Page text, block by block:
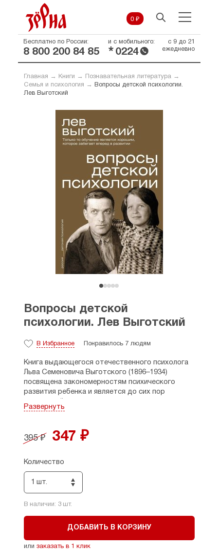
0 ₽
Бесплатно по России:
8 800 200 84 85
и с мобильного:
* 0224
с 9 до 21
ежедневно
Главная → Книги → Познавательная литература→
Семья и психология →
Вопросы детской психологии.
Лев Выготский
Вопросы детской
психологии. Лев Выготский
В Избранное Понравилось 7 людям
Книга выдающегося отечественного психолога
Льва Семеновича Выготского (1896–1934)
посвящена закономерностям психического
развития ребенка и является до сих пор
по всему миру.
Автор раскрывает специфику детского
развития, анализирует кризисы возрастных
положение о ведущей роли обучения
проблеме формирования личности, мышления
и речи в раннем возрасте.
Развернуть
395 ₽ 347 ₽
Количество
1 шт.
В наличии: 3шт.
ДОБАВИТЬ В КОРЗИНУ
или заказать в 1 клик